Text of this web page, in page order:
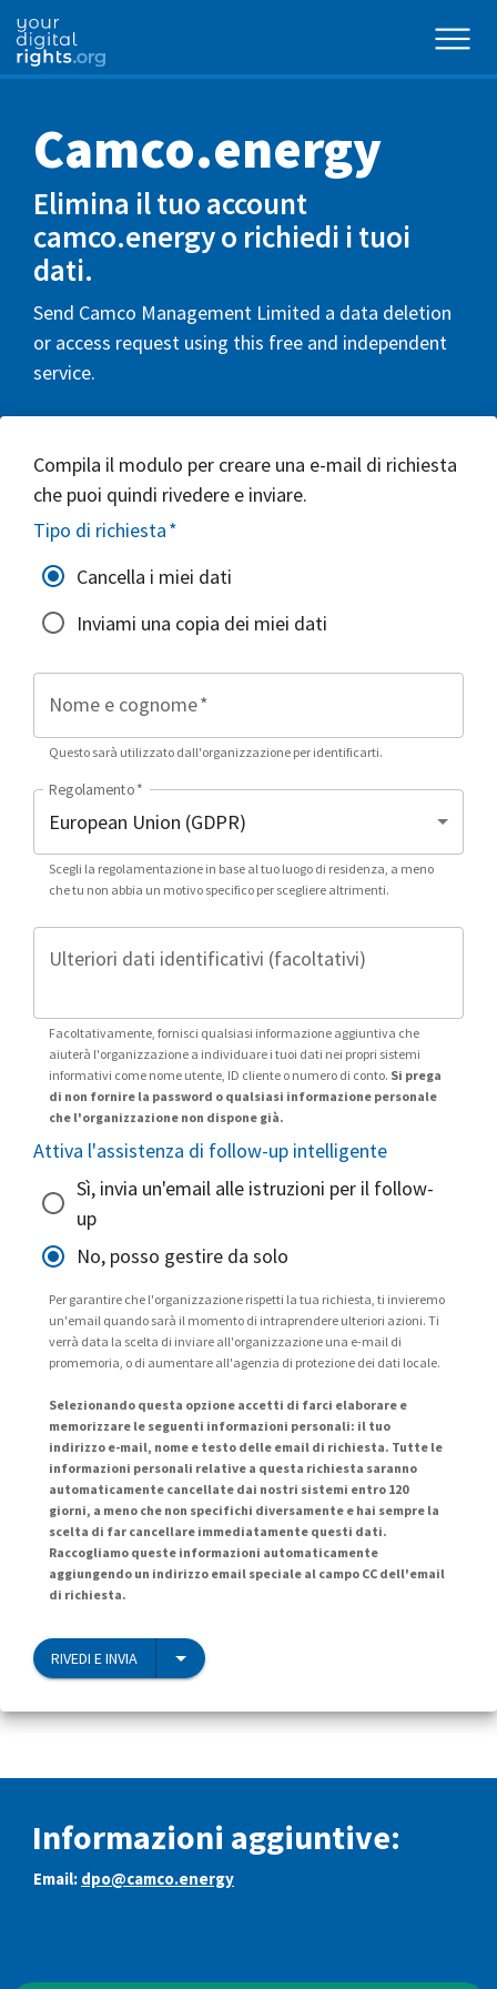
Camco.energy
Elimina il tuo account
camco.energy o richiedi i tuoi
dati.
Send Camco Management Limited a data deletion
or access request using this free and independent
service.
Compila il modulo per creare una e-mail di richiesta
che puoi quindi rivedere e inviare.
Tipo di richiesta*
Cancella i miei dati
Inviami una copia dei miei dati
Nome e cognome*
Questo sarà utilizzato dall'organizzazione per identificarti.
Regolamento*
Scegli la regolamentazione in base al tuo luogo di residenza, a meno
che tu non abbia un motivo specifico per scegliere altrimenti.
Ulteriori dati identificativi (facoltativi)
Facoltativamente, fornisci qualsiasi informazione aggiuntiva che
aiuterà l'organizzazione a individuare i tuoi dati nei propri sistemi
informativi come nome utente, ID cliente o numero di conto. Si prega
di non fornire la password o qualsiasi informazione personale
che l'organizzazione non dispone già.
Attiva l'assistenza di follow-up intelligente
Sì, invia un'email alle istruzioni per il follow-
up
No, posso gestire da solo
Per garantire che l'organizzazione rispetti la tua richiesta, ti invieremo
un'email quando sarà il momento di intraprendere ulteriori azioni. Ti
verrà data la scelta di inviare all'organizzazione una e-mail di
promemoria, o di aumentare all'agenzia di protezione dei dati locale.
Selezionando questa opzione accetti di farci elaborare e
memorizzare le seguenti informazioni personali: il tuo
indirizzo e-mail, nome e testo delle email di richiesta. Tutte le
informazioni personali relative a questa richiesta saranno
automaticamente cancellate dai nostri sistemi entro 120
giorni, a meno che non specifichi diversamente e hai sempre la
scelta di far cancellare immediatamente questi dati.
Raccogliamo queste informazioni automaticamente
aggiungendo un indirizzo email speciale al campo CC dell'email
di richiesta.
RIVEDI E INVIA
Informazioni aggiuntive:
Email: dpo@camco.energy